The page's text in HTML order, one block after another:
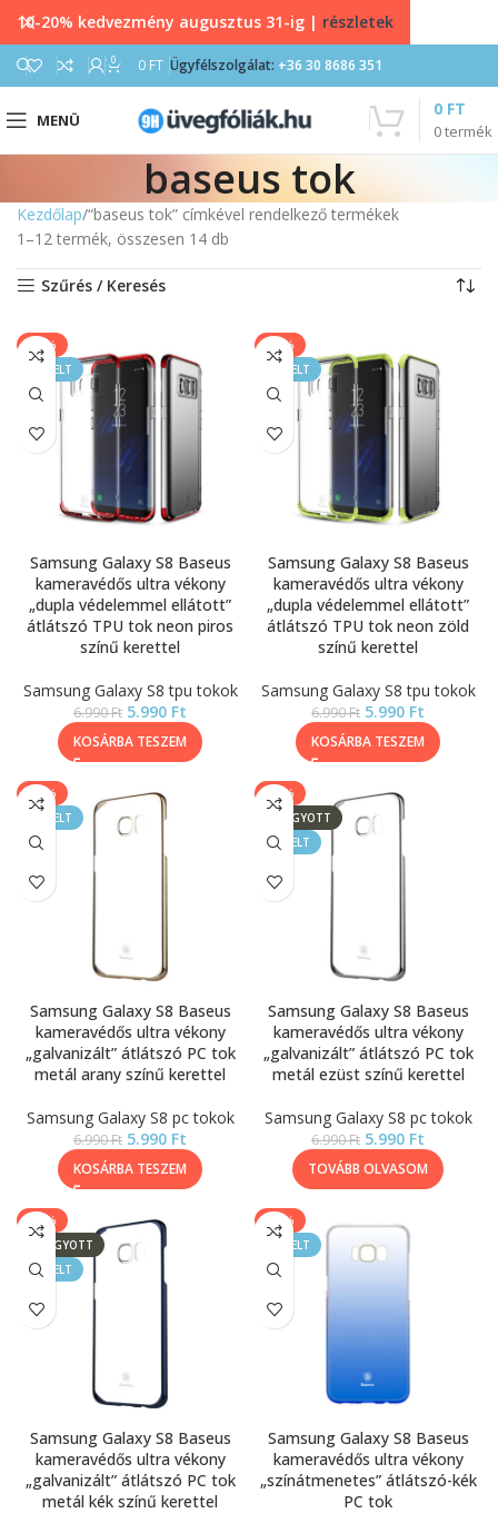
0 0 FT Ügyfélszolgálat: +36 30 8686 351
MENÜ
0termék
0 FT
baseus tok
Kezdőlap “baseus tok” címkével rendelkező termékek
1–12 termék, összesen 14 db
Szűrés / Keresés
-14%
KIEMELT
Samsung Galaxy S8 Baseus
kameravédős ultra vékony
„dupla védelemmel ellátott”
átlátszó TPU tok neon piros
színű kerettel
Samsung Galaxy S8 tpu tokok
6.990Ft 5.990 Ft
KOSÁRBA TESZEM
-14%
KIEMELT
Samsung Galaxy S8 Baseus
kameravédős ultra vékony
„dupla védelemmel ellátott”
átlátszó TPU tok neon zöld
színű kerettel
Samsung Galaxy S8 tpu tokok
6.990Ft 5.990 Ft
KOSÁRBA TESZEM
-14%
KIEMELT
Samsung Galaxy S8 Baseus
kameravédős ultra vékony
„galvanizált” átlátszó PC tok
metál arany színű kerettel
Samsung Galaxy S8 pc tokok
6.990Ft 5.990 Ft
KOSÁRBA TESZEM
-14%
ELFOGYOTT
KIEMELT
Samsung Galaxy S8 Baseus
kameravédős ultra vékony
„galvanizált” átlátszó PC tok
metál ezüst színű kerettel
Samsung Galaxy S8 pc tokok
6.990Ft 5.990 Ft
TOVÁBB OLVASOM
-14%
ELFOGYOTT
KIEMELT
Samsung Galaxy S8 Baseus
kameravédős ultra vékony
„galvanizált” átlátszó PC tok
metál kék színű kerettel
-55%
KIEMELT
Samsung Galaxy S8 Baseus
kameravédős ultra vékony
„színátmenetes” átlátszó-kék
PC tok
10-20% kedvezmény augusztus 31-ig | részletek